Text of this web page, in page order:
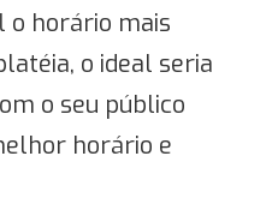
o horário mais
o ideal seria
o seu público
horário e